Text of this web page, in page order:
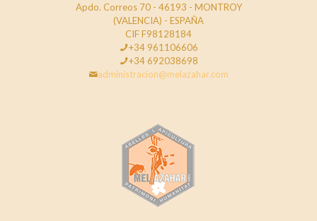
Apdo. Correos 70 - 46193 - MONTROY
(VALENCIA) - ESPAÑA
CIF F98128184
+34 961106606
+34 692038698
administracion@melazahar.com